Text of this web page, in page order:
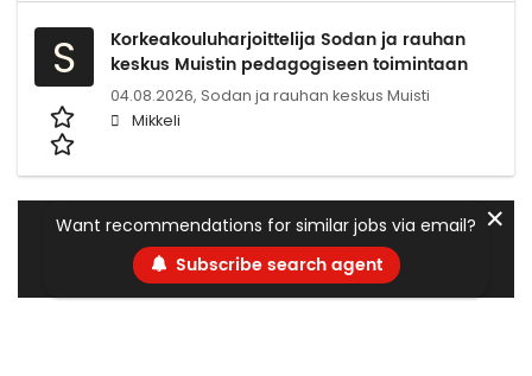
S
Korkeakouluharjoittelija Sodan ja rauhan
keskus Muistin pedagogiseen toimintaan
04.08.2026, Sodan ja rauhan keskus Muisti
Mikkeli
Want recommendations for similar jobs via email?
Subscribe search agent
✕